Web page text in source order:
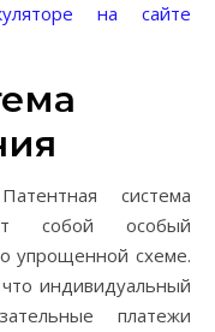
на сайте
система
собой особый
упрощенной схеме.
индивидуальный
платежи